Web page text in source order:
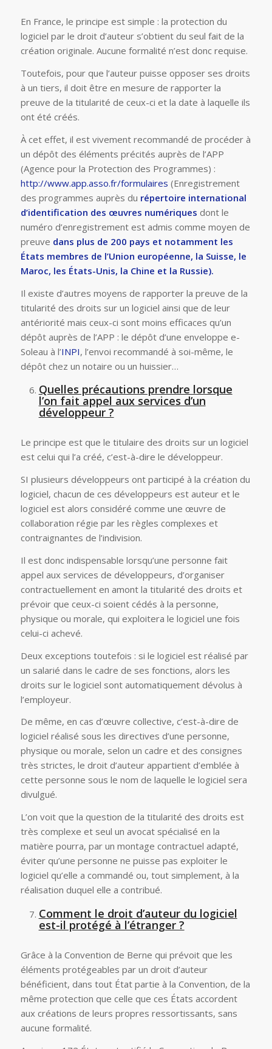
En France, le principe est simple : la protection du
logiciel par le droit d’auteur s’obtient du seul fait de la
création originale. Aucune formalité n’est donc requise.
Toutefois, pour que l’auteur puisse opposer ses droits
à un tiers, il doit être en mesure de rapporter la
preuve de la titularité de ceux-ci et la date à laquelle ils
ont été créés.
À cet effet, il est vivement recommandé de procéder à
un dépôt des éléments précités auprès de l’APP
(Agence pour la Protection des Programmes) :
http://www.app.asso.fr/formulaires (Enregistrement
des programmes auprès du répertoire international
d’identification des œuvres numériques dont le
numéro d’enregistrement est admis comme moyen de
preuve dans plus de 200 pays et notamment les
États membres de l’Union européenne, la Suisse, le
Maroc, les États-Unis, la Chine et la Russie).
Il existe d’autres moyens de rapporter la preuve de la
titularité des droits sur un logiciel ainsi que de leur
antériorité mais ceux-ci sont moins efficaces qu’un
dépôt auprès de l’APP : le dépôt d’une enveloppe e-
Soleau à l’INPI, l’envoi recommandé à soi-même, le
dépôt chez un notaire ou un huissier…
Quelles précautions prendre lorsque
l’on fait appel aux services d’un
développeur ?
Le principe est que le titulaire des droits sur un logiciel
est celui qui l’a créé, c’est-à-dire le développeur.
SI plusieurs développeurs ont participé à la création du
logiciel, chacun de ces développeurs est auteur et le
logiciel est alors considéré comme une œuvre de
collaboration régie par les règles complexes et
contraignantes de l’indivision.
Il est donc indispensable lorsqu’une personne fait
appel aux services de développeurs, d’organiser
contractuellement en amont la titularité des droits et
prévoir que ceux-ci soient cédés à la personne,
physique ou morale, qui exploitera le logiciel une fois
celui-ci achevé.
Deux exceptions toutefois : si le logiciel est réalisé par
un salarié dans le cadre de ses fonctions, alors les
droits sur le logiciel sont automatiquement dévolus à
l’employeur.
De même, en cas d’œuvre collective, c’est-à-dire de
logiciel réalisé sous les directives d’une personne,
physique ou morale, selon un cadre et des consignes
très strictes, le droit d’auteur appartient d’emblée à
cette personne sous le nom de laquelle le logiciel sera
divulgué.
L’on voit que la question de la titularité des droits est
très complexe et seul un avocat spécialisé en la
matière pourra, par un montage contractuel adapté,
éviter qu’une personne ne puisse pas exploiter le
logiciel qu’elle a commandé ou, tout simplement, à la
réalisation duquel elle a contribué.
Comment le droit d’auteur du logiciel
est-il protégé à l’étranger ?
Grâce à la Convention de Berne qui prévoit que les
éléments protégeables par un droit d’auteur
bénéficient, dans tout État partie à la Convention, de la
même protection que celle que ces États accordent
aux créations de leurs propres ressortissants, sans
aucune formalité.